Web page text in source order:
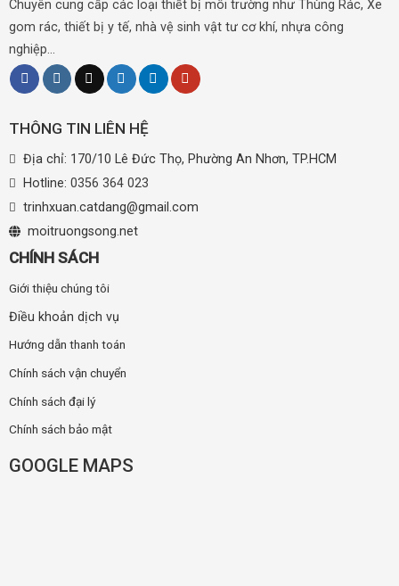
Chuyên cung cấp các loại thiết bị môi trường như Thùng Rác, Xe
gom rác, thiết bị y tế, nhà vệ sinh vật tư cơ khí, nhựa công
nghiệp...
THÔNG TIN LIÊN HỆ
Địa chỉ: 170/10 Lê Đức Thọ, Phường An Nhơn, TP.HCM
Hotline: 0356 364 023
trinhxuan.catdang@gmail.com
moitruongsong.net
CHÍNH SÁCH
Giới thiệu chúng tôi
Điều khoản dịch vụ
Hướng dẫn thanh toán
Chính sách vận chuyển
Chính sách đại lý
Chính sách bảo mật
GOOGLE MAPS